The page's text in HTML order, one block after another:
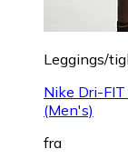
Leggings/
Nike Dri-
(Men's)
fra